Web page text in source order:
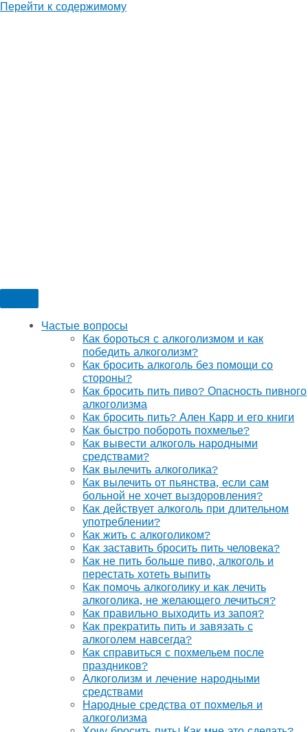
Перейти к содержимому
Частые вопросы
Как бороться с алкоголизмом и как
победить алкоголизм?
Как бросить алкоголь без помощи со
стороны?
Как бросить пить пиво? Опасность пивного
алкоголизма
Как бросить пить? Ален Карр и его книги
Как быстро побороть похмелье?
Как вывести алкоголь народными
средствами?
Как вылечить алкоголика?
Как вылечить от пьянства, если сам
больной не хочет выздоровления?
Как действует алкоголь при длительном
употреблении?
Как жить с алкоголиком?
Как заставить бросить пить человека?
Как не пить больше пиво, алкоголь и
перестать хотеть выпить
Как помочь алкоголику и как лечить
алкоголика, не желающего лечиться?
Как правильно выходить из запоя?
Как прекратить пить и завязать с
алкоголем навсегда?
Как справиться с похмельем после
праздников?
Алкоголизм и лечение народными
средствами
Народные средства от похмелья и
алкоголизма